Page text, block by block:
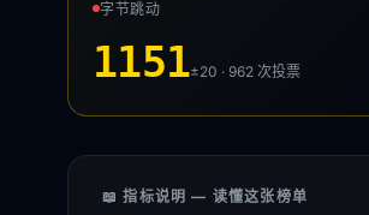
字节跳动
1151±20 · 962次投票
📖 指标说明 — 读懂这张榜单